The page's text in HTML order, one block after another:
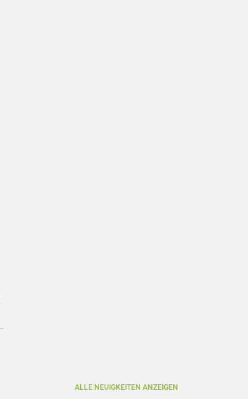
ALLE NEUIGKEITEN ANZEIGEN